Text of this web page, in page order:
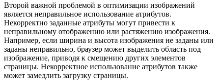
Второй важной проблемой в оптимизации изображений
является неправильное использование атрибутов.
Некорректно заданные атрибуты могут привести к
неправильному отображению или растяжению изображения.
Например, если ширина и высота изображения не заданы или
заданы неправильно, браузер может выделить область под
изображение, приводя к смещению других элементов
страницы. Некорректное использование атрибутов также
может замедлить загрузку страницы.